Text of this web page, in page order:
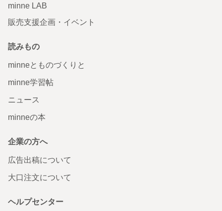
minne LAB
販売支援企画・イベント
読みもの
minneとものづくりと
minne学習帖
ニュース
minneの本
企業の方へ
広告出稿について
大口注文について
ヘルプセンター